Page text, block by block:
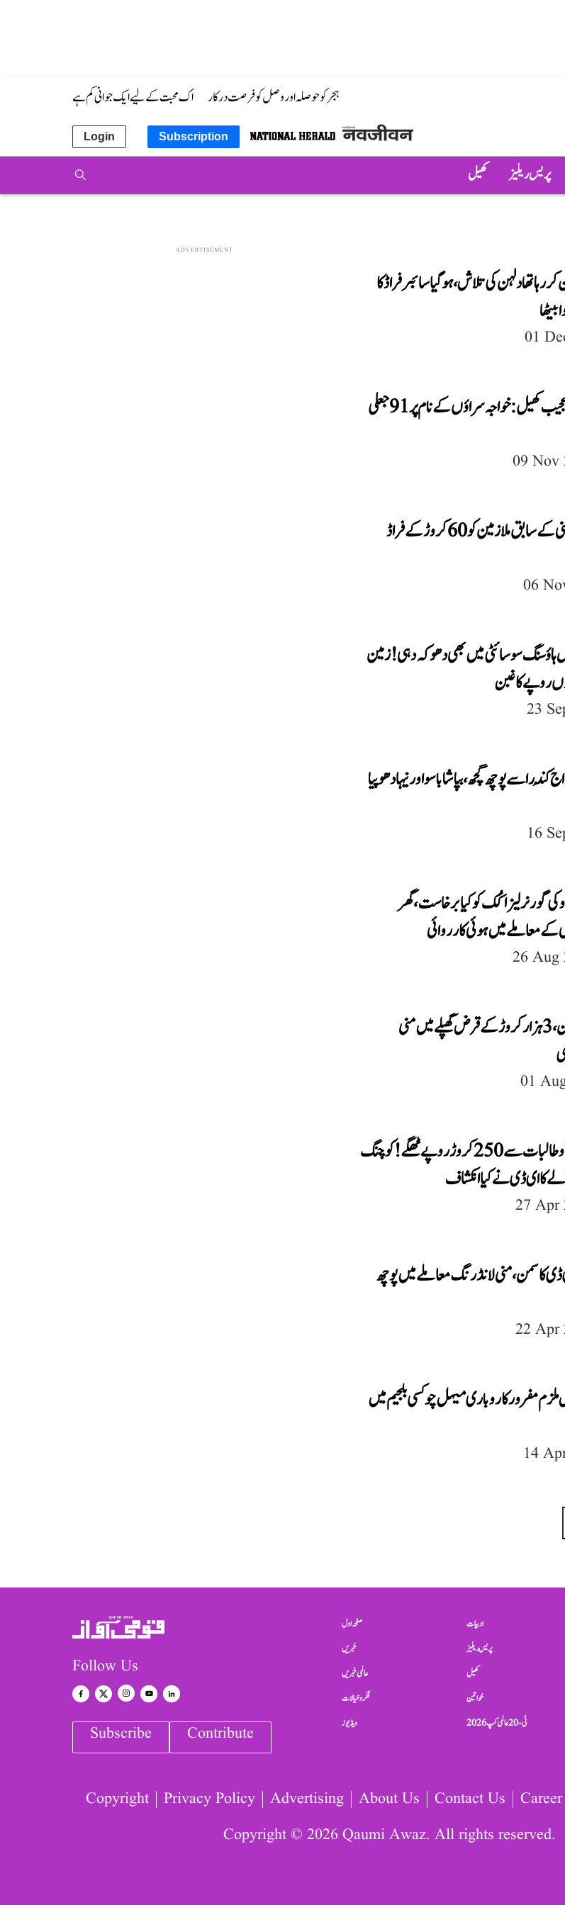
ہجر کو حوصلہ اور وصل کو فرصت درکار اک محبت کے لیے ایک جوانی کم ہے
Subscription
Login
پریس ریلیز کھیل
تھا دلہن کی تلاش، ہوگیا سائبر فراڈ کا
01
بستی میں ووٹ چوری کا عجیب کھیل: خواجہ سراؤں کے نام پر 91 جعلی
09 Nov
شلپا اور راج کندرا کی کمپنی کے سابق ملازمین کو 60 کروڑ کے فراڈ
06
سوسائٹی میں بھی دھوکہ دہی! زمین
روپے کا غبن
23
سے پوچھ گچھ، بپاشا باسو اور نیہا دھوپیا
16
گورنر لیزا کُک کو کیا برخاست، گھر
معاملے میں ہوئی کارروائی
26 Aug
انل امبانی کو ای ڈی کا سمن، 3 ہزار کروڑ کے قرض گھپلے میں منی
01
’فٹجی‘ نے 15 ہزار طلبا و طالبات سے 250 کروڑ روپے ٹھگے! کوچنگ
ای ڈی نے کیا انکشاف
27 Apr
ڈی کا سمن، منی لانڈرنگ معاملے میں پوچھ
22 Apr
ملزم مفرور کاروباری میہل چوکسی بلجیم میں
14
ADVERTISEMENT
Follow Us
Subscribe Contribute
صفحہ اول
خبریں
عالمی خبریں
فکر و خیالات
ویڈیوز
ادبیات
پریس ریلیز
کھیل
خواتین
ٹی-20 عالمی کپ 2026
Copyright Privacy Policy Advertising About Us Contact Us Career
Copyright © 2026 Qaumi Awaz. All rights reserved.